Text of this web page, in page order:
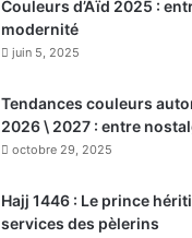
Couleurs d’Aïd 2025 :
modernité
juin 5, 2025
Tendances couleurs
2026 \ 2027 : entre
octobre 29, 2025
Hajj 1446 : Le prince
services des pèlerins